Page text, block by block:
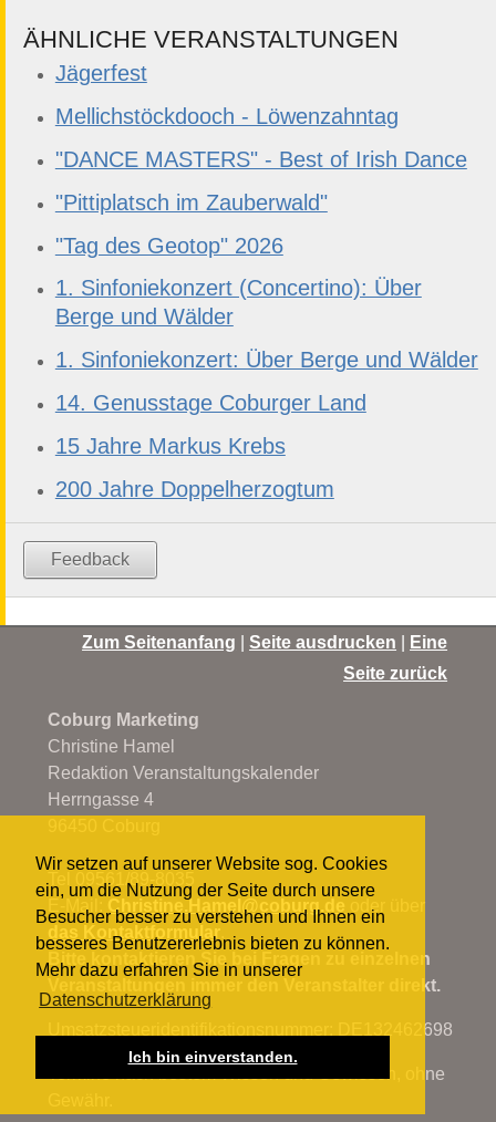
Wir setzen auf unserer Website sog. Cookies
ein, um die Nutzung der Seite durch unsere
Besucher besser zu verstehen und Ihnen ein
besseres Benutzererlebnis bieten zu können.
Mehr dazu erfahren Sie in unserer
Datenschutzerklärung
Ich bin einverstanden.
ÄHNLICHE VERANSTALTUNGEN
Jägerfest
Mellichstöckdooch - Löwenzahntag
"DANCE MASTERS" - Best of Irish Dance
"Pittiplatsch im Zauberwald"
"Tag des Geotop" 2026
1. Sinfoniekonzert (Concertino): Über
Berge und Wälder
1. Sinfoniekonzert: Über Berge und Wälder
14. Genusstage Coburger Land
15 Jahre Markus Krebs
200 Jahre Doppelherzogtum
Feedback
Zum Seitenanfang |Seite ausdrucken
Eine
Seite zurück
Coburg Marketing
Christine Hamel
Redaktion Veranstaltungskalender
Herrngasse 4
Tel 09561/89-8035
E-Mail: Christine.Hamel@coburg.de oder über
das Kontaktformular
Bitte kontaktieren Sie bei Fragen zu einzelnen
Veranstaltungen immer den Veranstalter direkt.
Umsatzsteueridentifikationsnummer: DE132462698
Termine nach bestem Wissen und Gewissen, ohne